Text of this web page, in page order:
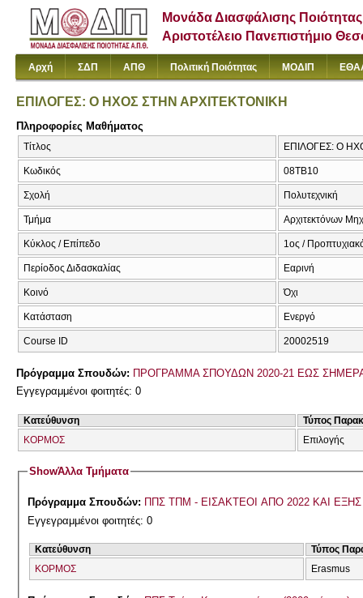
Μονάδα Διασφάλισης Ποιότητας
Αριστοτέλειο Πανεπιστήμιο
Αρχή ΣΔΠ ΑΠΘ Πολιτική Ποιότητας ΜΟΔΙΠ
ΕΠΙΛΟΓΕΣ: Ο ΗΧΟΣ ΣΤΗΝ ΑΡΧΙΤΕΚΤΟΝΙΚΗ
Πληροφορίες Μαθήματος
Τίτλος ΕΠΙΛΟΓΕΣ: Ο
Κωδικός 08TB10
Σχολή Πολυτεχνική
Τμήμα Αρχιτεκτόνων
Κύκλος / Επίπεδο 1ος /
Περίοδος Διδασκαλίας Εαρινή
Κοινό Όχι
Κατάσταση Ενεργό
Course ID 20002519
Πρόγραμμα Σπουδών: ΠΡΟΓΡΑΜΜΑ ΣΠΟΥΔΩΝ 2020-21 ΕΩΣ
Εγγεγραμμένοι φοιτητές: 0
Κατεύθυνση
Τύπος
ΚΟΡΜΟΣ
Επιλογής
ShowΆλλα Τμήματα
Πρόγραμμα Σπουδών: ΠΠΣ ΤΠΜ - ΕΙΣΑΚΤΕΟΙ ΑΠΟ 2022 ΚΑΙ ΕΞΗΣ
Εγγεγραμμένοι φοιτητές: 0
Κατεύθυνση
Τύπος
ΚΟΡΜΟΣ
Erasmus